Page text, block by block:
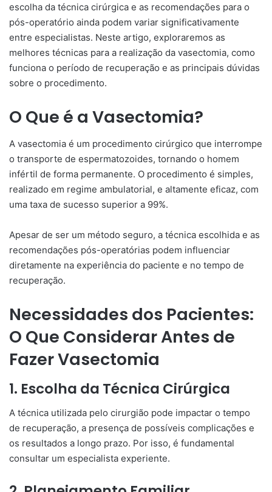
escolha da técnica cirúrgica e as recomendações para o
pós-operatório ainda podem variar significativamente
entre especialistas. Neste artigo, exploraremos as
melhores técnicas para a realização da vasectomia, como
funciona o período de recuperação e as principais dúvidas
sobre o procedimento.
O Que é a Vasectomia?
A vasectomia é um procedimento cirúrgico que interrompe
o transporte de espermatozoides, tornando o homem
infértil de forma permanente. O procedimento é simples,
realizado em regime ambulatorial, e altamente eficaz, com
uma taxa de sucesso superior a 99%.
Apesar de ser um método seguro, a técnica escolhida e as
recomendações pós-operatórias podem influenciar
diretamente na experiência do paciente e no tempo de
recuperação.
Necessidades dos Pacientes:
O Que Considerar Antes de
Fazer Vasectomia
1. Escolha da Técnica Cirúrgica
A técnica utilizada pelo cirurgião pode impactar o tempo
de recuperação, a presença de possíveis complicações e
os resultados a longo prazo. Por isso, é fundamental
consultar um especialista experiente.